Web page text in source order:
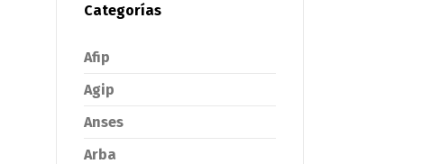
Categorías
Afip
Agip
Anses
Arba